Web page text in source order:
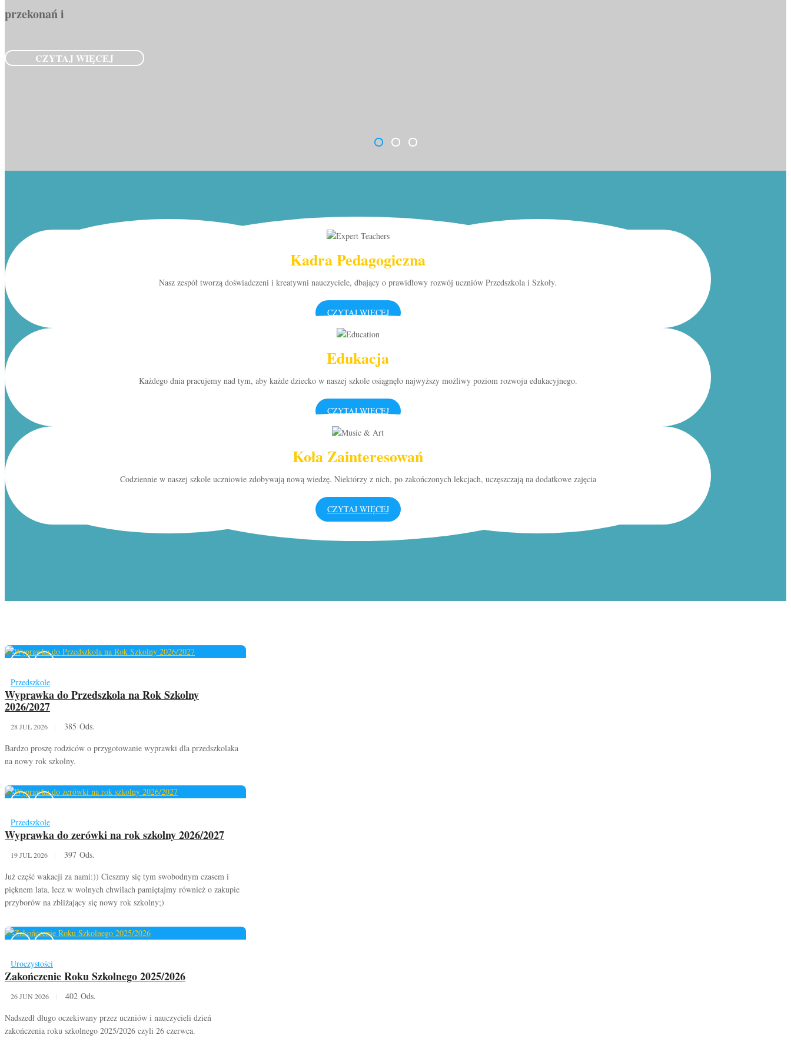
przekonań i
CZYTAJ WIĘCEJ
Kadra Pedagogiczna
Nasz zespół tworzą doświadczeni i kreatywni nauczyciele, dbający o prawidłowy rozwój uczniów Przedszkola i Szkoły.
CZYTAJ WIĘCEJ
Edukacja
Każdego dnia pracujemy nad tym, aby każde dziecko w naszej szkole osiągnęło najwyższy możliwy poziom rozwoju edukacyjnego.
CZYTAJ WIĘCEJ
Koła Zainteresowań
Codziennie w naszej szkole uczniowie zdobywają nową wiedzę. Niektórzy z nich, po zakończonych lekcjach, uczęszczają na dodatkowe zajęcia
CZYTAJ WIĘCEJ
Przedszkole
Wyprawka do Przedszkola na Rok Szkolny
2026/2027
28 JUL 2026
385 Ods.
Bardzo proszę rodziców o przygotowanie wyprawki dla przedszkolaka
na nowy rok szkolny.
Przedszkole
Wyprawka do zerówki na rok szkolny 2026/2027
19 JUL 2026
397 Ods.
Już część wakacji za nami:)) Cieszmy się tym swobodnym czasem i
pięknem lata, lecz w wolnych chwilach pamiętajmy również o zakupie
przyborów na zbliżający się nowy rok szkolny;)
Uroczystości
Zakończenie Roku Szkolnego 2025/2026
26 JUN 2026
402 Ods.
Nadszedł długo oczekiwany przez uczniów i nauczycieli dzień
zakończenia roku szkolnego 2025/2026 czyli 26 czerwca.